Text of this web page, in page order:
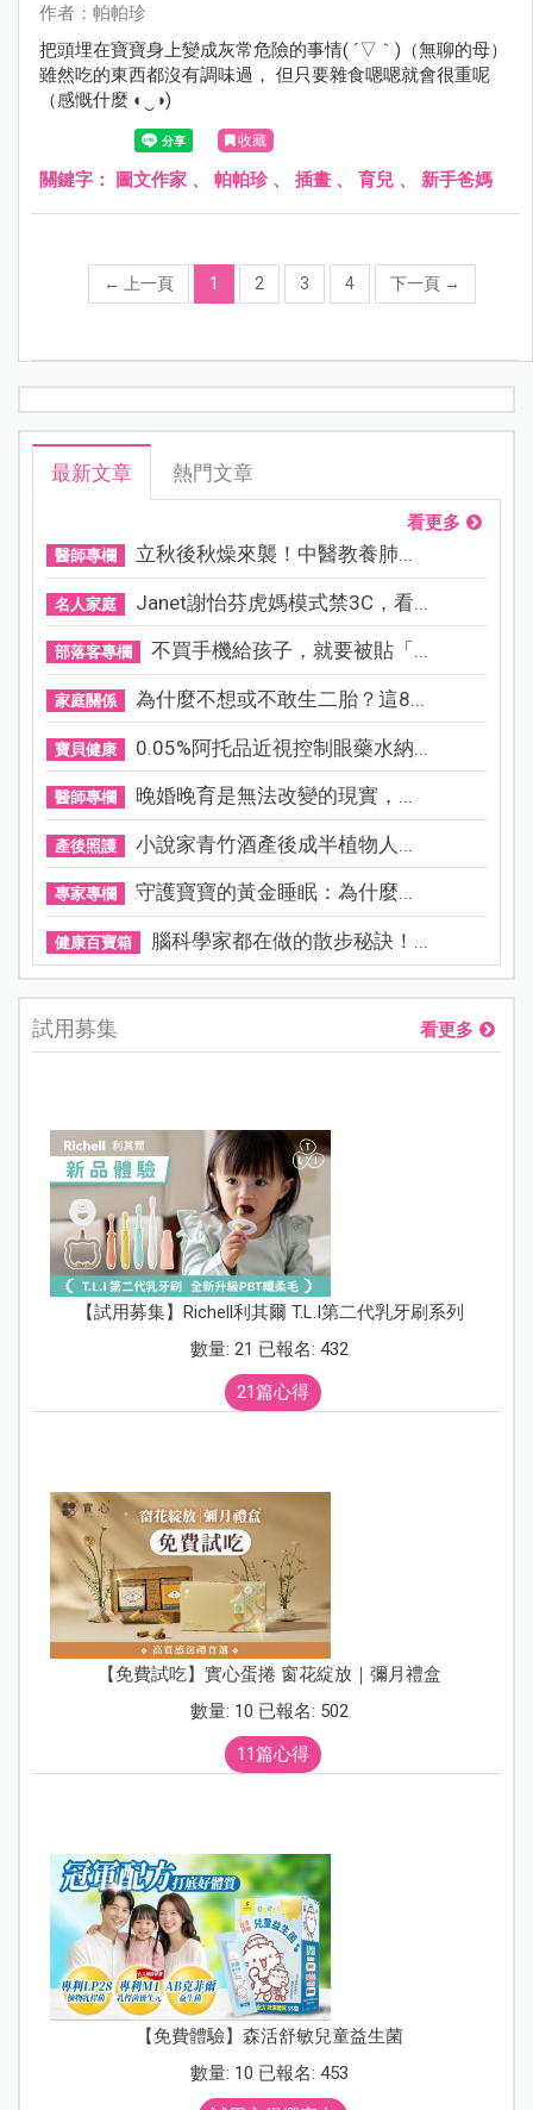
作者：帕帕珍
把頭埋在寶寶身上變成灰常危險的事情( ´▽｀)（無聊的母）
雖然吃的東西都沒有調味過， 但只要雜食嗯嗯就會很重呢
（感慨什麼 ◐‿◑)
收藏
關鍵字： 圖文作家 、 帕帕珍、 插畫 、 育兒 、 新手爸媽
← 上一頁 1 2 3 4 下一頁 →
最新文章 熱門文章
看更多
醫師專欄 立秋後秋燥來襲！中醫教養肺...
名人家庭 Janet謝怡芬虎媽模式禁3C，看...
部落客專欄 不買手機給孩子，就要被貼「...
家庭關係 為什麼不想或不敢生二胎？這8...
寶貝健康 0.05%阿托品近視控制眼藥水納...
醫師專欄 晚婚晚育是無法改變的現實，...
產後照護 小說家青竹酒產後成半植物人...
專家專欄 守護寶寶的黃金睡眠：為什麼...
健康百寶箱 腦科學家都在做的散步秘訣！...
試用募集 看更多
【試用募集】Richell利其爾 T.L.I第二代乳牙刷系列
數量: 21 已報名: 432
21篇心得
【免費試吃】實心蛋捲 窗花綻放｜彌月禮盒
數量: 10 已報名: 502
11篇心得
【免費體驗】森活舒敏兒童益生菌
數量: 10 已報名: 453